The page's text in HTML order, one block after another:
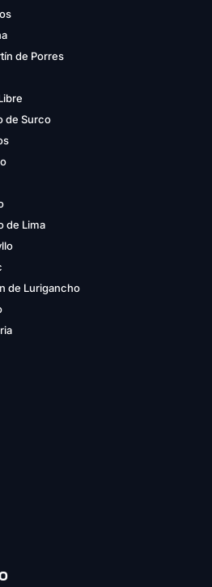
de Porres
de Surco
de Lima
de Lurigancho